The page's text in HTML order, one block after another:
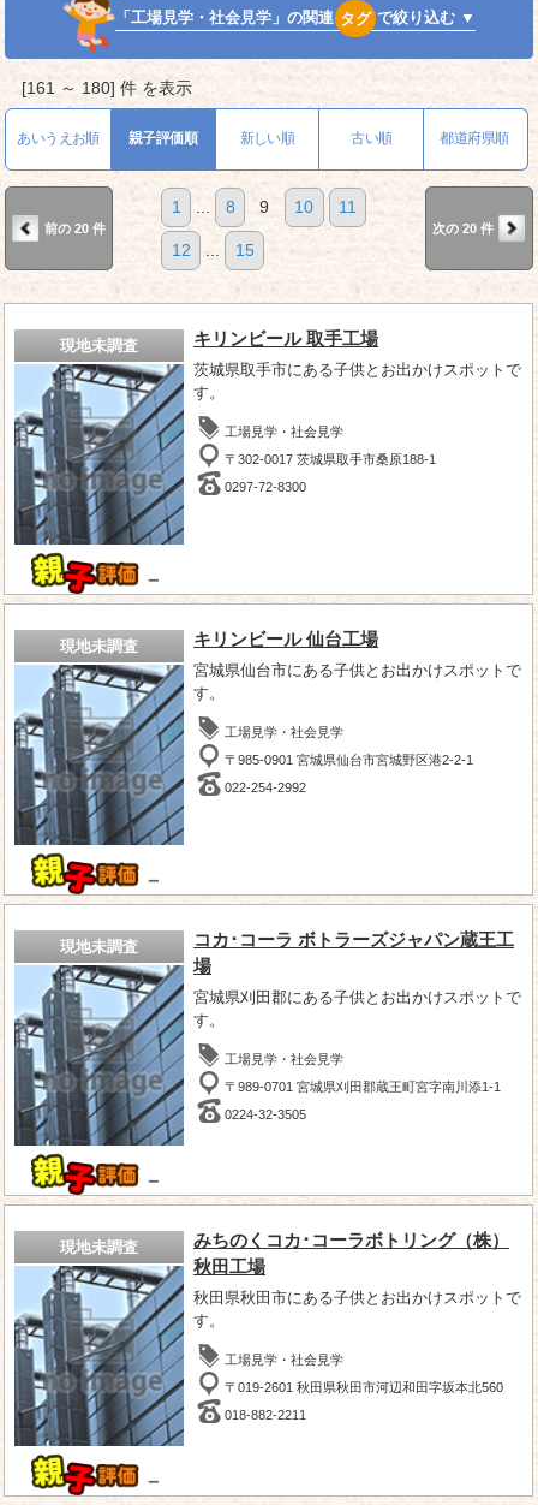
「工場見学・社会見学」の関連 タグ で絞り込む ▼
[161 ～ 180] 件 を表示
あいうえお順 親子評価順 新しい順 古い順 都道府県順
前の 20 件
1 ... 8 9 10 11
12 ... 15
次の 20 件
現地未調査
－
キリンビール 取手工場
茨城県取手市にある子供とお出かけスポットで
す。
工場見学・社会見学
〒302-0017 茨城県取手市桑原188-1
0297-72-8300
現地未調査
－
キリンビール 仙台工場
宮城県仙台市にある子供とお出かけスポットで
す。
工場見学・社会見学
〒985-0901 宮城県仙台市宮城野区港2-2-1
022-254-2992
現地未調査
－
コカ･コーラ ボトラーズジャパン蔵王工
場
宮城県刈田郡にある子供とお出かけスポットで
す。
工場見学・社会見学
〒989-0701 宮城県刈田郡蔵王町宮字南川添1-1
0224-32-3505
現地未調査
－
みちのくコカ･コーラボトリング（株）
秋田工場
秋田県秋田市にある子供とお出かけスポットで
す。
工場見学・社会見学
〒019-2601 秋田県秋田市河辺和田字坂本北560
018-882-2211